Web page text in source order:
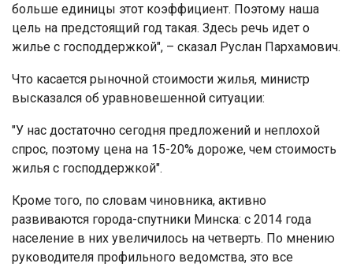
больше единицы этот коэффициент. Поэтому наша
цель на предстоящий год такая. Здесь речь идет о
жилье с господдержкой", – сказал Руслан Пархамович.
Что касается рыночной стоимости жилья, министр
высказался об уравновешенной ситуации:
"У нас достаточно сегодня предложений и неплохой
спрос, поэтому цена на 15-20% дороже, чем стоимость
жилья с господдержкой".
Кроме того, по словам чиновника, активно
развиваются города-спутники Минска: с 2014 года
население в них увеличилось на четверть. По мнению
руководителя профильного ведомства, это все